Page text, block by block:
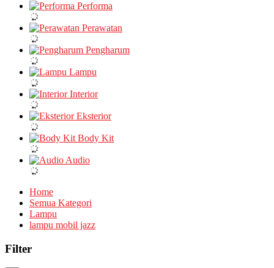
Performa
Perawatan
Pengharum
Lampu
Interior
Eksterior
Body Kit
Audio
Home
Semua Kategori
Lampu
lampu mobil jazz
Filter